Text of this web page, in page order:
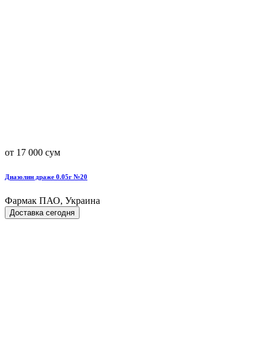
от 17 000 сум
Диазолин драже 0.05г №20
Фармак ПАО, Украина
Доставка сегодня